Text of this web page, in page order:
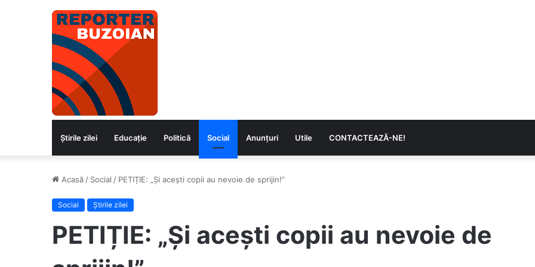
Știrile zilei Educaţie Politică Social Anunțuri Utile CONTACTEAZĂ-NE!
Acasă / Social / PETIȚIE: „Și acești copii au nevoie de sprijin!”
Social Știrile zilei
PETIȚIE: „Și acești copii au nevoie de